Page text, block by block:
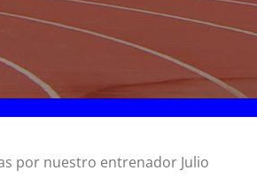
por nuestro entrenador Julio